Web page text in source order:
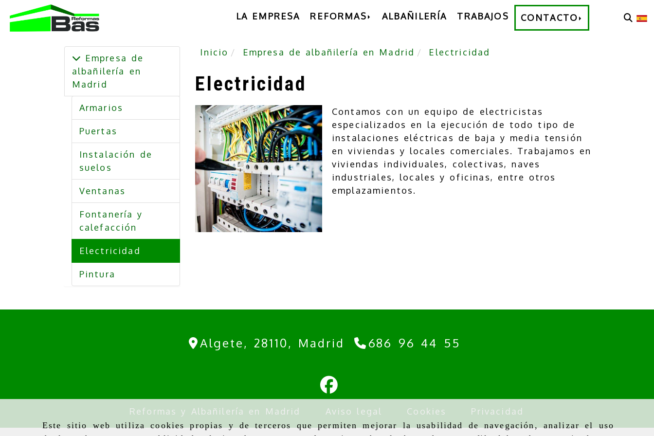
Este sitio web utiliza cookies propias y de terceros que permiten mejorar la usabilidad de navegación, analizar el uso
LA EMPRESA REFORMAS ALBAÑILERÍA TRABAJOS CONTACTO
Empresa de
albañilería en
Madrid
Armarios
Puertas
Instalación de
suelos
Ventanas
Fontanería y
calefacción
Electricidad
Pintura
Inicio Empresa de albañilería en Madrid Electricidad
Electricidad
Contamos con un equipo de electricistas
especializados en la ejecución de todo tipo de
instalaciones eléctricas de baja y media tensión
en viviendas y locales comerciales. Trabajamos en
viviendas individuales, colectivas, naves
industriales, locales y oficinas, entre otros
emplazamientos.
Algete,28110, Madrid 686 96 44 55
Reformas y Albañilería en Madrid Aviso legal Cookies Privacidad